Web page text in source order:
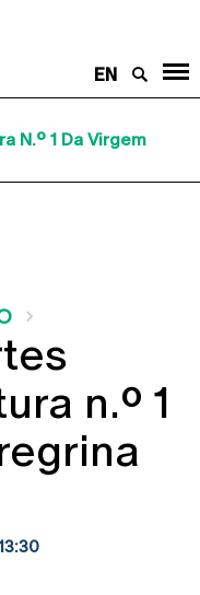
EN
N.º 1 Da Virgem
n.º 1